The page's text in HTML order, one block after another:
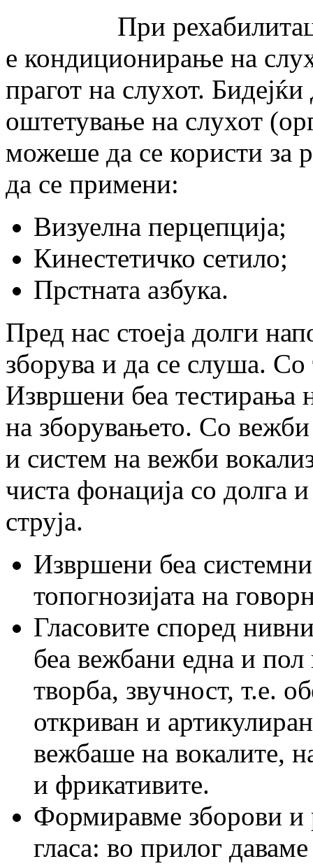
При
е кондиционирање на
прагот на слухот.
оштетување на слухот
можеше да се користи за
да се примени:
Визуелна перцепција;
Кинестетичко сетило;
Прстната азбука.
Пред нас стоеја долги
зборува и да се слуша.
Извршени беа тестирања
на зборувањето. Со
и систем на вежби
чиста фонација со долга
струја.
Извршени беа системни
топогнозијата на
Гласовите според
беа вежбани една и
творба, звучност, т.е.
откриван и
вежбаше на вокалите,
и фрикативите.
Формиравме зборови и
гласа: во прилог